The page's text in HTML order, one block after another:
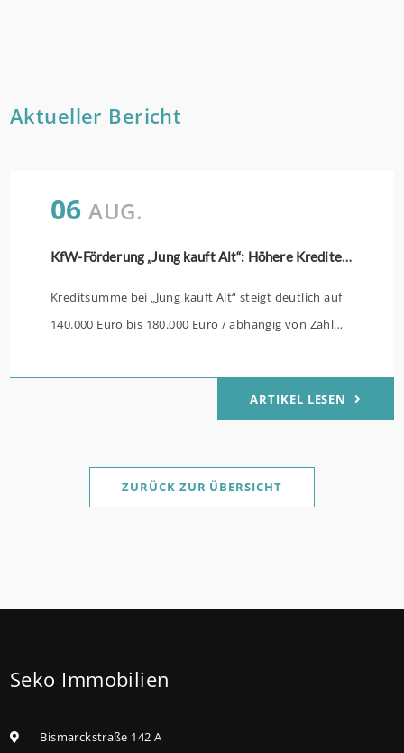
Aktueller Bericht
06 AUG.
KfW-Förderung „Jung kauft Alt“: Höhere Kredite ab August 2026
Kreditsumme bei „Jung kauft Alt“ steigt deutlich auf
140.000 Euro bis 180.000 Euro / abhängig von Zahl
verbilligt: Heutiger Zins bei 0,53 Prozent effektiv bei
35 Jahren Laufzeit und 10 Jahren Zinsbindung
Sanierung in Einzelmaßnahmen ab sofort möglich
kaufen, die sie selbst bewohnen und sanieren,
höheren Kreditbetrag bei der KfW beantragen. Für
ARTIKEL LESEN
ZURÜCK ZUR ÜBERSICHT
Seko Immobilien
Bismarckstraße 142 A